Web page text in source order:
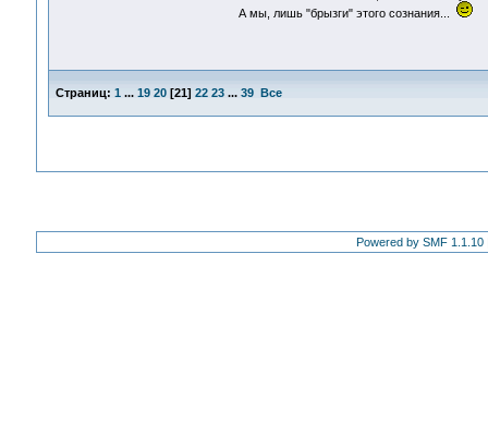
А мы, лишь "брызги" этого сознания...
Страниц: 1 ... 19 20[21] 22 23 ... 39 Все
Powered by SMF 1.1.10